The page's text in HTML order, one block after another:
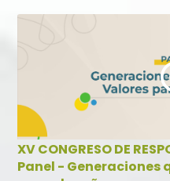
XV CONGRESO DE
Panel - Generaciones